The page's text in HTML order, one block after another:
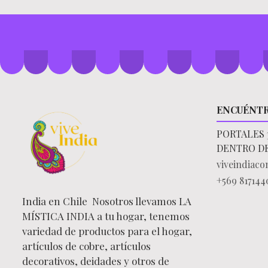
India en Chile Nosotros llevamos LA
MÍSTICA INDIA a tu hogar, tenemos
variedad de productos para el hogar,
artículos de cobre, artículos
decorativos, deidades y otros de
DENTRO
+569